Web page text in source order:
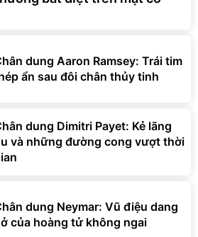
dung Aaron Ramsey: Trái tim
ẩn sau đôi chân thủy tinh
dung Dimitri Payet: Kẻ lãng
và những đường cong vượt thời
dung Neymar: Vũ điệu dang
của hoàng tử không ngai